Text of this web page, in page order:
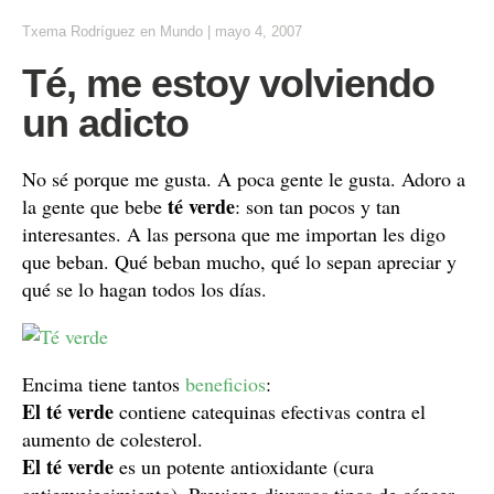
Txema Rodríguez en Mundo mayo 4, 2007
Té, me estoy volviendo
un adicto
No sé porque me gusta. A poca gente le gusta. Adoro a
la gente que bebe té verde: son tan pocos y tan
interesantes. A las persona que me importan les digo
que beban. Qué beban mucho, qué lo sepan apreciar y
qué se lo hagan todos los días.
Encima tiene tantos beneficios:
El té verde contiene catequinas efectivas contra el
aumento de colesterol.
El té verde es un potente antioxidante (cura